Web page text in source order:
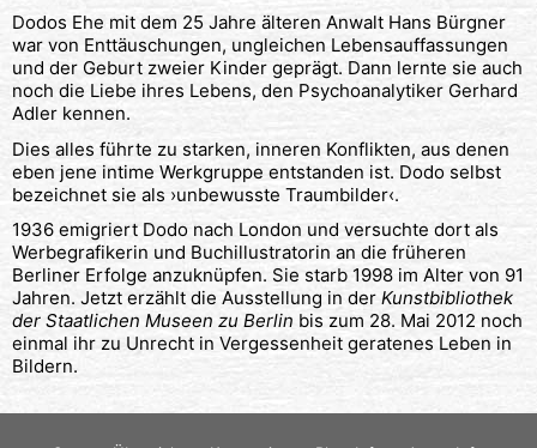
Dodos Ehe mit dem 25 Jahre älteren Anwalt Hans Bürgner
war von Enttäuschungen, ungleichen Lebensauffassungen
und der Geburt zweier Kinder geprägt. Dann lernte sie auch
noch die Liebe ihres Lebens, den Psychoanalytiker Gerhard
Adler kennen.
Dies alles führte zu starken, inneren Konflikten, aus denen
eben jene intime Werkgruppe entstanden ist. Dodo selbst
bezeichnet sie als ›unbewusste Traumbilder‹.
1936 emigriert Dodo nach London und versuchte dort als
Werbegrafikerin und Buchillustratorin an die früheren
Berliner Erfolge anzuknüpfen. Sie starb 1998 im Alter von 91
Jahren. Jetzt erzählt die Ausstellung in der Kunstbibliothek
der Staatlichen Museen zu Berlin bis zum 28. Mai 2012 noch
einmal ihr zu Unrecht in Vergessenheit geratenes Leben in
Bildern.